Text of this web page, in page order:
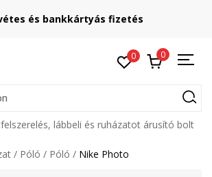
és bankkártyás fizetés
0 0
lábbeli és ruházatot árusító bolt
Póló Póló Nike Photo